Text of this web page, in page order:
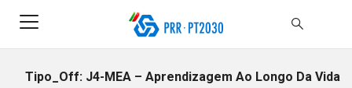
Tipo_Off: J4-MEA – Aprendizagem Ao Longo Da Vida